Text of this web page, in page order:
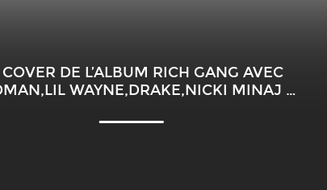
DE L’ALBUM RICH GANG AVEC
WAYNE,DRAKE,NICKI MINAJ …